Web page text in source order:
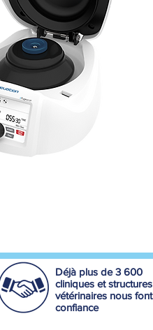
Déjà plus de 3 600
cliniques et structures
vétérinaires nous font
confiance